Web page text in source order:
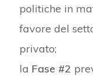
politiche in
favore del
privato;
la Fase #2